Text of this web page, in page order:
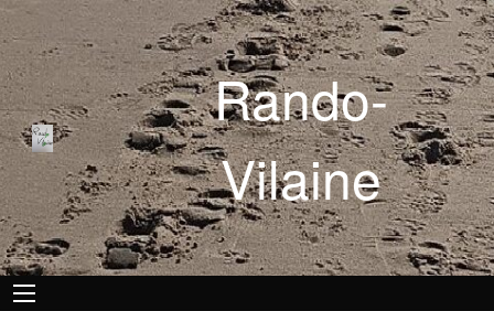
Rando-
Vilaine